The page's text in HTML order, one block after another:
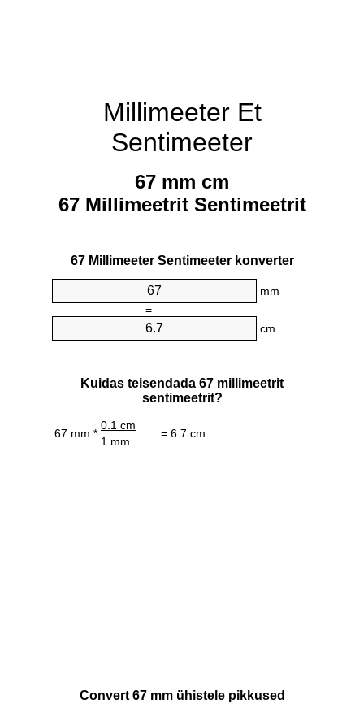
Millimeeter Et
Sentimeeter
67 mm cm
67 Millimeetrit Sentimeetrit
67 Millimeeter Sentimeeter konverter
mm
=
cm
Kuidas teisendada 67 millimeetrit
sentimeetrit?
67 mm *
0.1 cm
= 6.7 cm
1 mm
Convert 67 mm ühistele pikkused